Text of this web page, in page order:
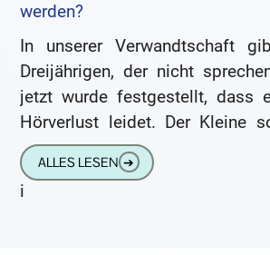
werden?
In unserer Verwandtschaft
Dreijährigen, der nicht
jetzt wurde festgestellt, dass
Hörverlust leidet. Der Kleine
Hörgeräten versorgt werden. Er
ALLES LESEN ➔
i